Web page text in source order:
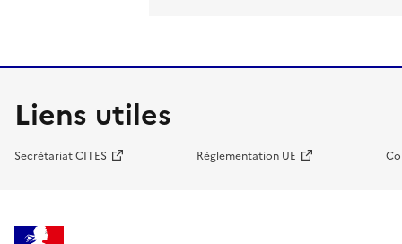
Liens utiles
Secrétariat CITES Réglementation UE